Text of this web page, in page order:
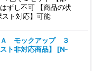
し不可 【商品の状
ト対応】可能
Ａ モックアップ ３
ト非対応商品】
[N-